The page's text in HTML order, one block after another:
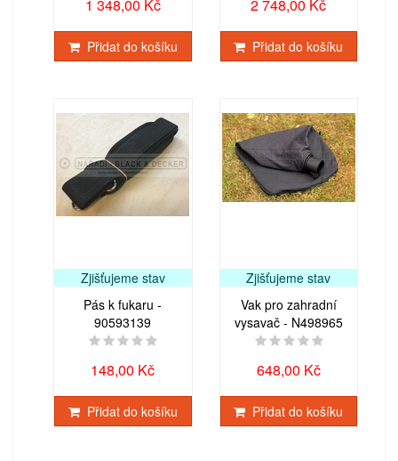
1 348,00 Kč
Přidat do košíku
2 748,00 Kč
Přidat do košíku
Zjišťujeme stav
Pás k fukaru -
90593139
148,00 Kč
Přidat do košíku
Zjišťujeme stav
Vak pro zahradní
vysavač - N498965
648,00 Kč
Přidat do košíku